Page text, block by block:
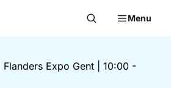
Menu
Flanders Expo Gent
10:00 -